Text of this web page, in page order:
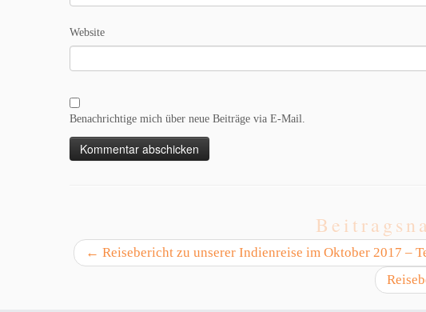
Website
Benachrichtige mich über neue Beiträge via E-Mail.
← Reisebericht zu unserer Indienreise im Oktober 2017 –